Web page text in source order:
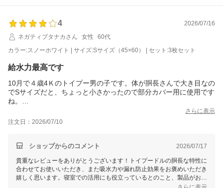
の購入もご検討ください！
引き続き、ペットライフのお役に立てますよう努めますので、ぜひまた
4
2026/07/16
ネガティブタナカさん
女性
60代
カラー:スノーホワイト | サイズ:Sサイズ（45×60） | セット:3枚セット
給水力最高です
10月で４歳4Ｋのトイプー男の子です。体が胴長さんで大き目なの
でSサイズだと、ちょっと小さかったので部分カバー用に使用です
ね。
寝室で冷房のためドアを締め切るので、寝室用に敷きましたが、
給水は素晴らしく、下への漏れは全くありませんでした。複数枚
購入でコスパも良いです。
たのでー１☆しました。
さらに表示
注文日：2026/07/10
ショップからのコメント 2026/07/17
貴重なレビューをありがとうございます！トイプードルの胴長な特性に
合わせてお使いいただき、また吸水力や漏れ防止効果をお褒めいただき
嬉しく思います。寝室での活用にも役立っているとのこと、製品がお役